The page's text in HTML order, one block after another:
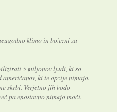
klimo in bolezni za
5 miljonov ljudi, ki so
ki te opcije nimajo.
skrbi. Verjetno jih bodo
pa enostavno nimajo moči.